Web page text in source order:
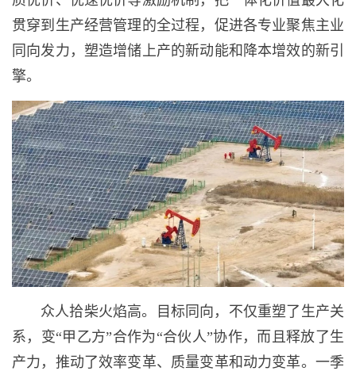
贯穿到生产经营管理的全过程，促进各专业聚焦主业
同向发力，塑造增储上产的新动能和降本增效的新引
擎。
众人拾柴火焰高。目标同向，不仅重塑了生产关
系，变“甲乙方”合作为“合伙人”协作，而且释放了生
产力，推动了效率变革、质量变革和动力变革。一季